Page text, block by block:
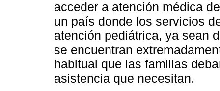
acceder a atención médica
un país donde los servicios
atención pediátrica, ya sean
se encuentran
habitual que las familias
asistencia que necesitan.